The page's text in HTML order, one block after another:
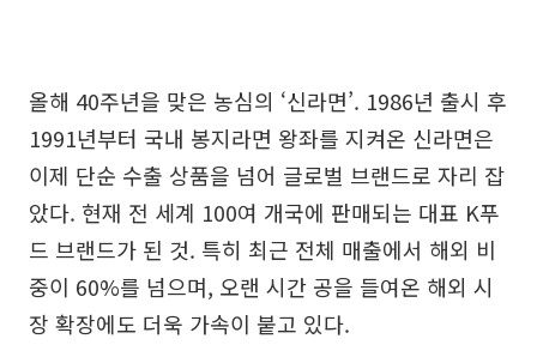
올해 40주년을 맞은 농심의 ‘신라면’. 1986년 출시 후
1991년부터 국내 봉지라면 왕좌를 지켜온 신라면은
이제 단순 수출 상품을 넘어 글로벌 브랜드로 자리 잡
았다. 현재 전 세계 100여 개국에 판매되는 대표 K푸
드 브랜드가 된 것. 특히 최근 전체 매출에서 해외 비
중이 60%를 넘으며, 오랜 시간 공을 들여온 해외 시
장 확장에도 더욱 가속이 붙고 있다.